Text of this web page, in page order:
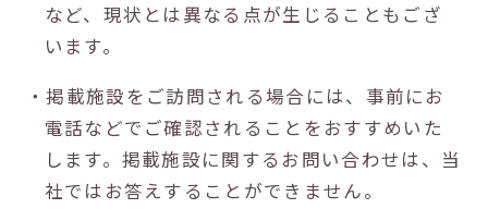
など、現状とは異なる点が生じることもござ
います。
・掲載施設をご訪問される場合には、事前にお
電話などでご確認されることをおすすめいた
します。掲載施設に関するお問い合わせは、当
社ではお答えすることができません。